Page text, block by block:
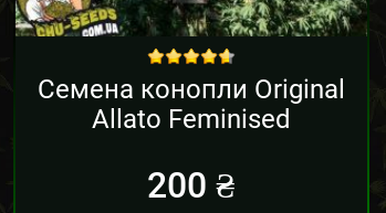
Семена конопли Original
Allato Feminised
200₴